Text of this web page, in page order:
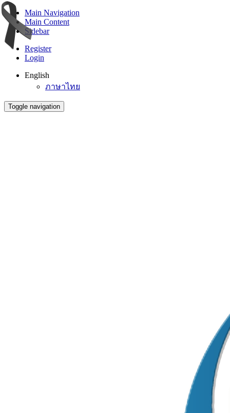
Main Navigation
Main Content
Sidebar
Register
Login
English
ภาษาไทย
Toggle navigation